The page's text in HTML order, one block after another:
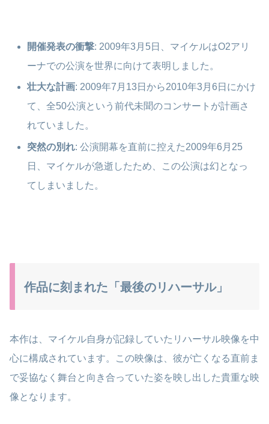
開催発表の衝撃: 2009年3月5日、マイケルはO2アリ
ーナでの公演を世界に向けて表明しました。
壮大な計画: 2009年7月13日から2010年3月6日にかけ
て、全50公演という前代未聞のコンサートが計画さ
れていました。
突然の別れ: 公演開幕を直前に控えた2009年6月25
日、マイケルが急逝したため、この公演は幻となっ
てしまいました。
作品に刻まれた「最後のリハーサル」
本作は、マイケル自身が記録していたリハーサル映像を中
心に構成されています。この映像は、彼が亡くなる直前ま
で妥協なく舞台と向き合っていた姿を映し出した貴重な映
像となります。